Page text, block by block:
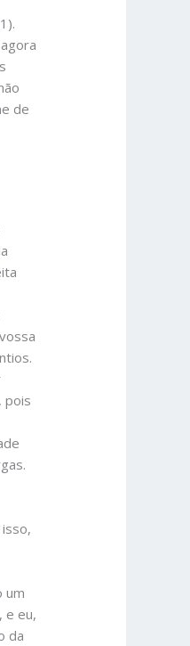
de
pois
um
e eu,
da